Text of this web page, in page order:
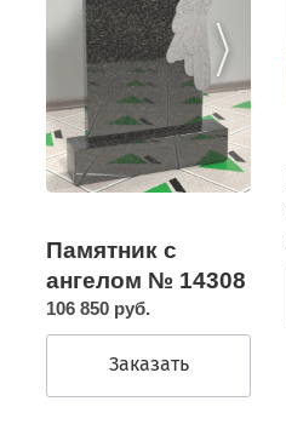
Памятник с
ангелом № 14308
106 850 руб.
Заказать